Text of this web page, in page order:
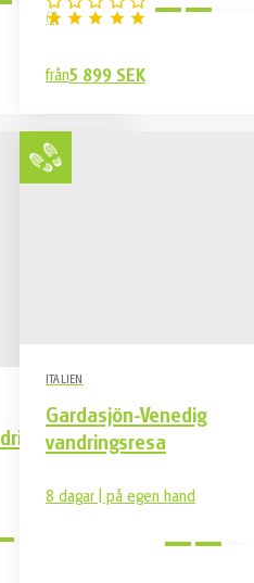
(1)
från5 899 SEK
ITALIEN
Gardasjön-Venedig
vandringsresa
8 dagar | på egen hand